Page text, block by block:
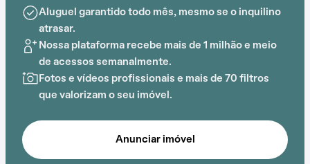
buscam lazer e conforto em um só lugar.
A proximidade com Hospital Santa Rosa,
Camelódromo de Campinas, Colégio Estadual Castro
Alves, Instituto Goiano de Odontologia, Hospital
Samaritano e Hemocentro de Goiás - HEMOGO
que residem no local.
Aluguel garantido todo mês, mesmo se o inquilino
atrasar.
Nossa plataforma recebe mais de 1 milhão e meio
de acessos semanalmente.
Fotos e vídeos profissionais e mais de 70 filtros
que valorizam o seu imóvel.
Anunciar imóvel